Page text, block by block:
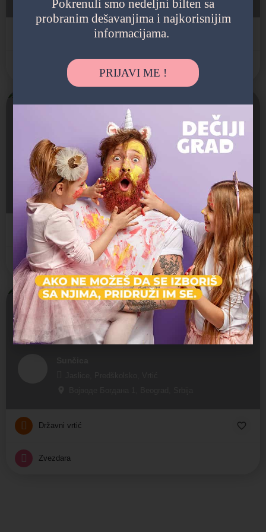
Zvezdara
Čigra
Jaslice, Predškolsko, Vrtić
Устаничка 194а, Beograd, Srbija
Državni vrtić
Zvezdara
Otvoreno
Državni vrtić
Zvezdara
Pokrenuli smo nedeljni bilten sa
probranim dešavanjima i najkorisnijim
informacijama.
PRIJAVI ME !